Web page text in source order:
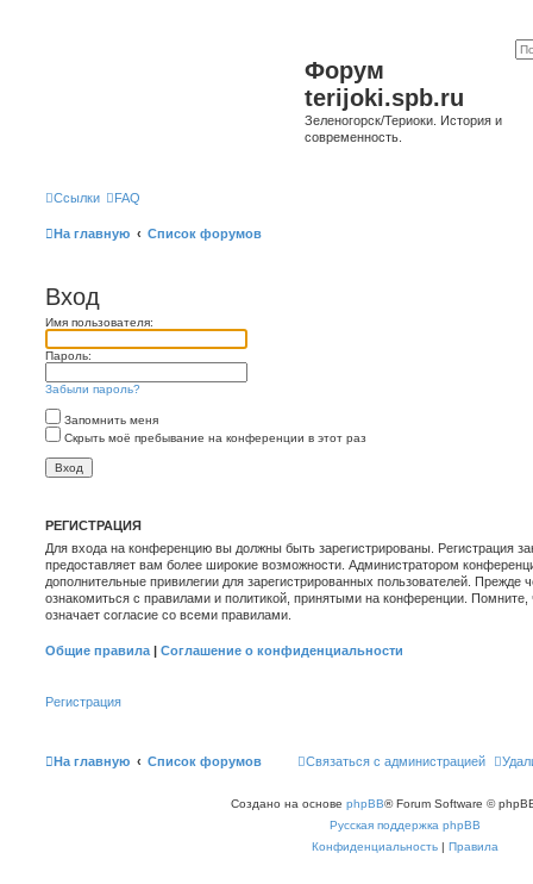
Форум
terijoki.spb.ru
Зеленогорск/Териоки. История и
современность.
Ссылки FAQ
На главную Список форумов
Вход
Имя пользователя:
Пароль:
Забыли пароль?
Запомнить меня
Скрыть моё пребывание на конференции в этот раз
РЕГИСТРАЦИЯ
Для входа на конференцию вы должны быть зарегистрированы. Регистрация
предоставляет вам более широкие возможности. Администратором
дополнительные привилегии для зарегистрированных пользователей. Прежде
ознакомиться с правилами и политикой, принятыми на конференции.
означает согласие со всеми правилами.
Общие правила | Соглашение о конфиденциальности
Регистрация
На главную Список форумов Связаться с администрацией
Создано на основе phpBB® Forum Software ©
Русская поддержка phpBB
Конфиденциальность | Правила